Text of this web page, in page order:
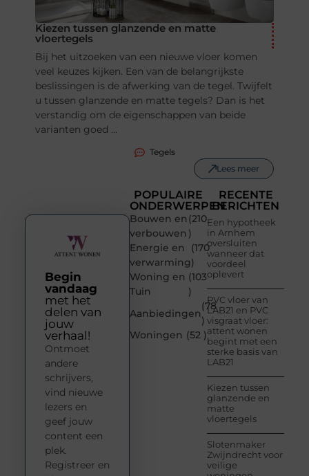
Kiezen tussen glanzende en matte
vloertegels
Bij het uitzoeken van een nieuwe vloer komen
veel keuzes kijken. Een van de belangrijkste
beslissingen is de afwerking van de tegel. Twijfelt
u tussen glanzende en matte tegels? Dan is het
verstandig om de eigenschappen van beide
varianten goed ...
Tegels
Lees meer
POPULAIRE
ONDERWERPEN
Bouwen en
verbouwen
(210
)
Energie en
verwarming
(170
)
Woning en
Tuin
(103
)
Aanbiedingen
(78
)
Woningen (52 )
RECENTE
BERICHTEN
Een hypotheek
in Arnhem
oversluiten
wanneer dat
voordeel
oplevert
PVC vloer van
LAB21 en PVC
visgraat vloer:
attent wonen
begint met een
sterke basis van
LAB21
Kiezen tussen
glanzende en
matte
vloertegels
Slotenmaker
Zwijndrecht voor
veilige
Begin
vandaag
met het
delen van
jouw
verhaal!
Ontmoet
andere
schrijvers,
vind nieuwe
lezers en
geef jouw
content een
plek.
Registreer en